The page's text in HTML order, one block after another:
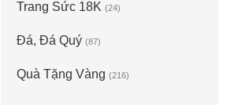
Trang Sức 18K (24)
Đá, Đá Quý (87)
Quà Tặng Vàng (216)